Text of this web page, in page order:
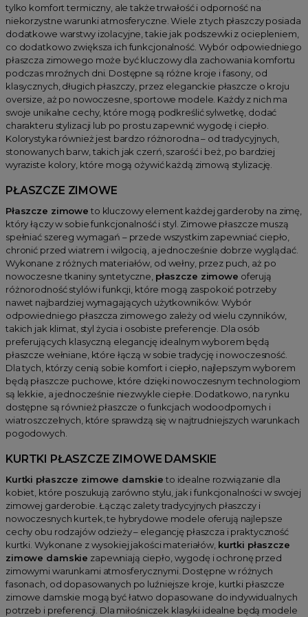
tylko komfort termiczny, ale także trwałość i odporność na
niekorzystne warunki atmosferyczne. Wiele z tych płaszczy posiada
dodatkowe warstwy izolacyjne, takie jak podszewki z ociepleniem,
co dodatkowo zwiększa ich funkcjonalność. Wybór odpowiedniego
płaszcza zimowego może być kluczowy dla zachowania komfortu
podczas mroźnych dni. Dostępne są różne kroje i fasony, od
klasycznych, długich płaszczy, przez eleganckie płaszcze o kroju
oversize, aż po nowoczesne, sportowe modele. Każdy z nich ma
swoje unikalne cechy, które mogą podkreślić sylwetkę, dodać
charakteru stylizacji lub po prostu zapewnić wygodę i ciepło.
Kolorystyka również jest bardzo różnorodna – od tradycyjnych,
stonowanych barw, takich jak czerń, szarość i beż, po bardziej
wyraziste kolory, które mogą ożywić każdą zimową stylizację.
PŁASZCZE ZIMOWE
Płaszcze zimowe to kluczowy element każdej garderoby na zimę,
który łączy w sobie funkcjonalność i styl. Zimowe płaszcze muszą
spełniać szereg wymagań – przede wszystkim zapewniać ciepło,
chronić przed wiatrem i wilgocią, a jednocześnie dobrze wyglądać.
Wykonane z różnych materiałów, od wełny, przez puch, aż po
nowoczesne tkaniny syntetyczne, płaszcze zimowe oferują
różnorodność stylów i funkcji, które mogą zaspokoić potrzeby
nawet najbardziej wymagających użytkowników. Wybór
odpowiedniego płaszcza zimowego zależy od wielu czynników,
takich jak klimat, styl życia i osobiste preferencje. Dla osób
preferujących klasyczną elegancję idealnym wyborem będą
płaszcze wełniane, które łączą w sobie tradycję i nowoczesność.
Dla tych, którzy cenią sobie komfort i ciepło, najlepszym wyborem
będą płaszcze puchowe, które dzięki nowoczesnym technologiom
są lekkie, a jednocześnie niezwykle ciepłe. Dodatkowo, na rynku
dostępne są również płaszcze o funkcjach wodoodpornych i
wiatroszczelnych, które sprawdzą się w najtrudniejszych warunkach
pogodowych.
KURTKI PŁASZCZE ZIMOWE DAMSKIE
Kurtki płaszcze zimowe damskie to idealne rozwiązanie dla
kobiet, które poszukują zarówno stylu, jak i funkcjonalności w swojej
zimowej garderobie. Łącząc zalety tradycyjnych płaszczy i
nowoczesnych kurtek, te hybrydowe modele oferują najlepsze
cechy obu rodzajów odzieży – elegancję płaszcza i praktyczność
kurtki. Wykonane z wysokiej jakości materiałów, kurtki płaszcze
zimowe damskie zapewniają ciepło, wygodę i ochronę przed
zimowymi warunkami atmosferycznymi. Dostępne w różnych
fasonach, od dopasowanych po luźniejsze kroje, kurtki płaszcze
zimowe damskie mogą być łatwo dopasowane do indywidualnych
potrzeb i preferencji. Dla miłośniczek klasyki idealne będą modele